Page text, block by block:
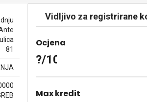
81
Vidljivo za registrirane
Ocjena
?/10
Max kredit